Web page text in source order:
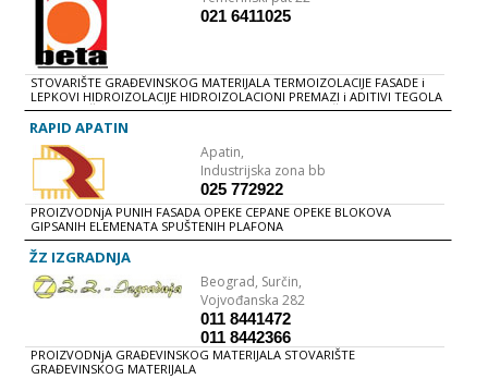
021 6411025
STOVARIŠTE GRAĐEVINSKOG MATERIJALA TERMOIZOLACIJE FASADE i
LEPKOVI HIDROIZOLACIJE HIDROIZOLACIONI PREMAZI i ADITIVI TEGOLA
i OSB PLOČE GIPS PLOČE i PROFILI KROVNI POKRIVAČI GRAĐA DIMNjACI
KERAMIKA i YTONG BLOKOVI LAMINATI i PARKET LEPAK ZA PARKET
RAPID APATIN
Apatin,
Industrijska zona bb
025 772922
PROIZVODNjA PUNIH FASADA OPEKE CEPANE OPEKE BLOKOVA
GIPSANIH ELEMENATA SPUŠTENIH PLAFONA
ŽZ IZGRADNJA
Beograd, Surčin,
Vojvođanska 282
011 8441472
011 8442366
PROIZVODNjA GRAĐEVINSKOG MATERIJALA STOVARIŠTE
GRAĐEVINSKOG MATERIJALA